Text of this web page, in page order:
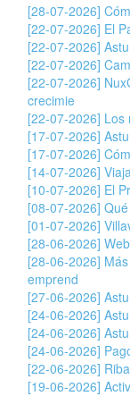
[28-07-2026]
[22-07-2026] El
[22-07-2026]
[22-07-2026]
[22-07-2026]
crecimie
[22-07-2026] Los
[17-07-2026]
[17-07-2026]
[14-07-2026]
[10-07-2026] El
[08-07-2026]
[01-07-2026]
[28-06-2026]
[28-06-2026]
emprend
[27-06-2026]
[24-06-2026]
[24-06-2026]
[24-06-2026]
[22-06-2026]
[19-06-2026]